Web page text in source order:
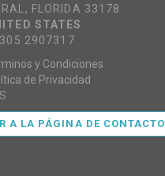
FLORIDA 33178
STATES
2907317
y Condiciones
de Privacidad
A LA PÁGINA DE CONTACTO